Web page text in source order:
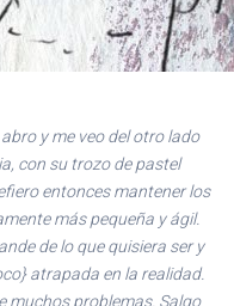
y me veo del otro lado
con su trozo de pastel
entonces mantener los
más pequeña y ágil.
de lo que quisiera ser y
atrapada en la realidad.